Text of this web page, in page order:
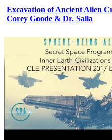
Excavation of Ancient Alien
Corey Goode & Dr. Salla